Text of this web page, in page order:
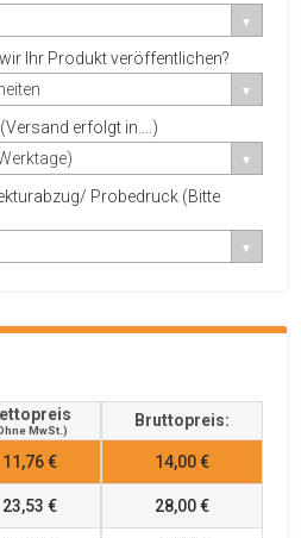
Ihr Produkt veröffentlichen?
erfolgt in....)
Probedruck (Bitte
MwSt.)
Bruttopreis:
11,76 € 14,00 €
23,53 € 28,00 €